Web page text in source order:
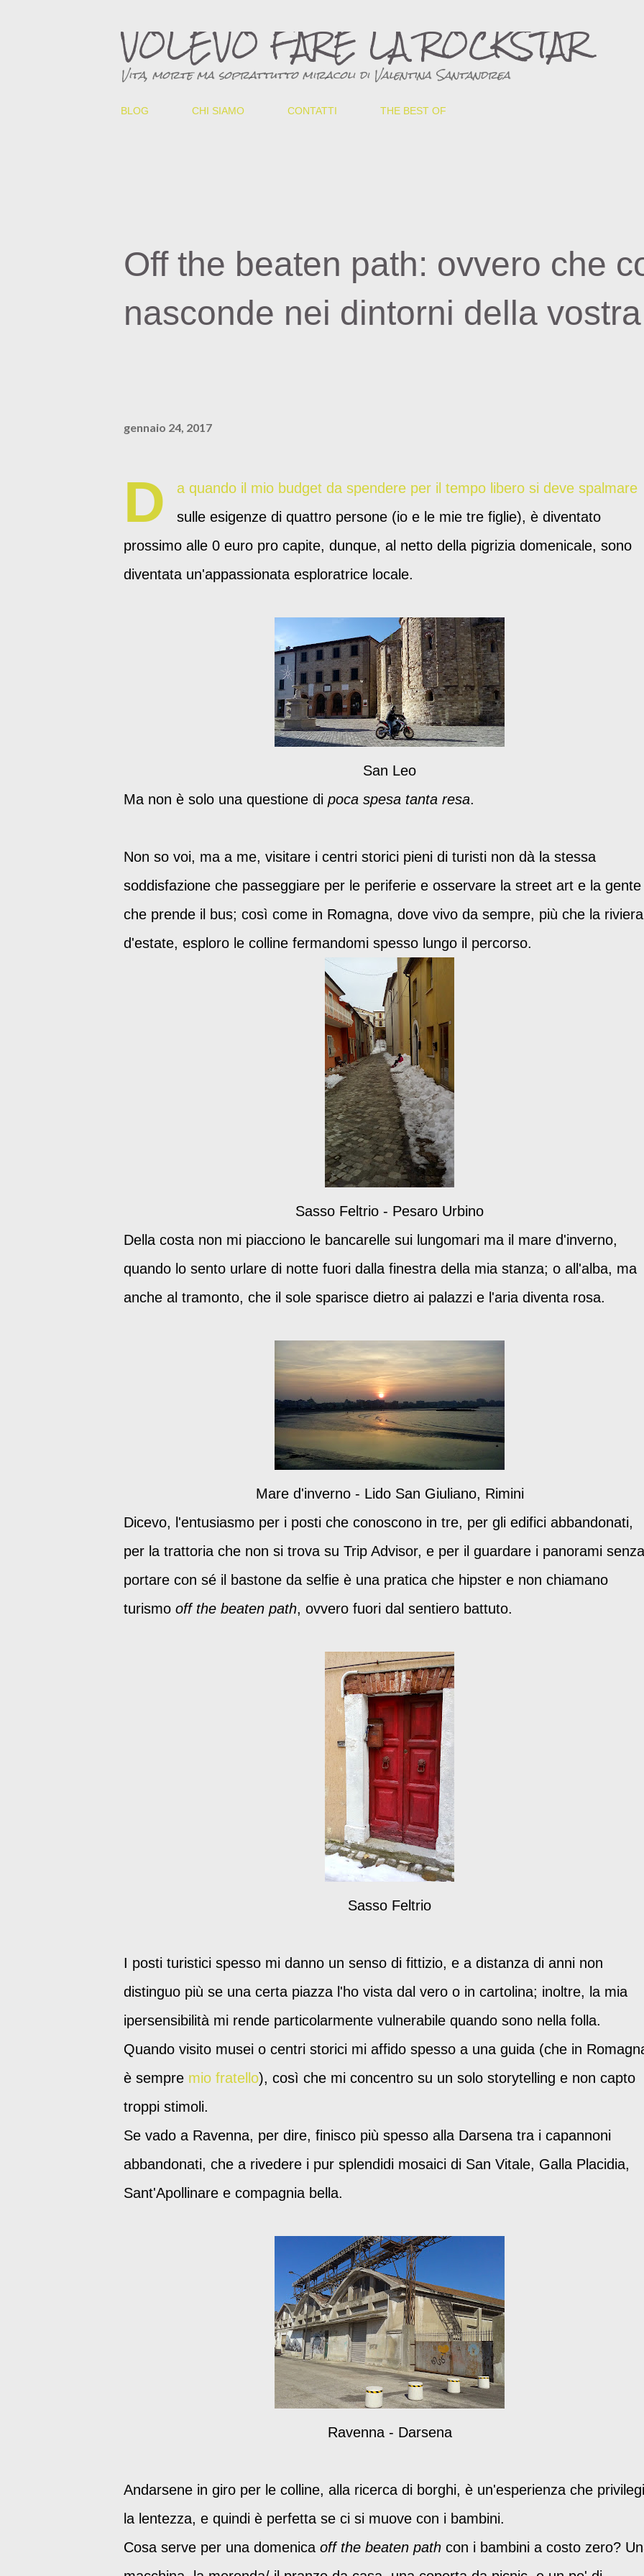
VOLEVO FARE LA ROCKSTAR
Vita, morte ma soprattutto miracoli di Valentina Santandrea
BLOG CHI SIAMO CONTATTI THE BEST OF
Off the beaten path: ovvero che
nasconde nei dintorni della
gennaio 24, 2017
D
a quando il mio budget da spendere per il tempo libero si deve spalmare
sulle esigenze di quattro persone (io e le mie tre figlie), è diventato
prossimo alle 0 euro pro capite, dunque, al netto della pigrizia domenicale, sono
diventata un'appassionata esploratrice locale.
San Leo
Ma non è solo una questione di poca spesa tanta resa.
Non so voi, ma a me, visitare i centri storici pieni di turisti non dà la stessa
soddisfazione che passeggiare per le periferie e osservare la street art e la gente
che prende il bus; così come in Romagna, dove vivo da sempre, più che la riviera
d'estate, esploro le colline fermandomi spesso lungo il percorso.
Sasso Feltrio - Pesaro Urbino
Della costa non mi piacciono le bancarelle sui lungomari ma il mare d'inverno,
quando lo sento urlare di notte fuori dalla finestra della mia stanza; o all'alba, ma
anche al tramonto, che il sole sparisce dietro ai palazzi e l'aria diventa rosa.
Mare d'inverno - Lido San Giuliano, Rimini
Dicevo, l'entusiasmo per i posti che conoscono in tre, per gli edifici abbandonati,
per la trattoria che non si trova su Trip Advisor, e per il guardare i panorami senza
portare con sé il bastone da selfie è una pratica che hipster e non chiamano
turismo off the beaten path, ovvero fuori dal sentiero battuto.
Sasso Feltrio
I posti turistici spesso mi danno un senso di fittizio, e a distanza di anni non
distinguo più se una certa piazza l'ho vista dal vero o in cartolina; inoltre, la mia
ipersensibilità mi rende particolarmente vulnerabile quando sono nella folla.
Quando visito musei o centri storici mi affido spesso a una guida (che in
è sempre mio fratello), così che mi concentro su un solo storytelling e non capto
troppi stimoli.
Se vado a Ravenna, per dire, finisco più spesso alla Darsena tra i capannoni
abbandonati, che a rivedere i pur splendidi mosaici di San Vitale, Galla Placidia,
Sant'Apollinare e compagnia bella.
Ravenna - Darsena
Andarsene in giro per le colline, alla ricerca di borghi, è un'esperienza che
la lentezza, e quindi è perfetta se ci si muove con i bambini.
Cosa serve per una domenica off the beaten path con i bambini a costo zero?